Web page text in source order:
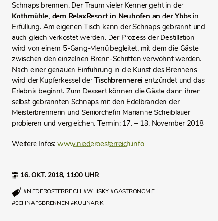
16. OKT. 2018, 11:00 UHR
#NIEDERÖSTERREICH #WHISKY #GASTRONOMIE
#SCHNAPSBRENNEN #KULINARIK
Schnaps brennen. Der Traum vieler Kenner geht in der
Kothmühle, dem RelaxResort in Neuhofen an der Ybbsin
Erfüllung. Am eigenen Tisch kann der Schnaps gebrannt und
auch gleich verkostet werden. Der Prozess der Destillation
wird von einem 5-Gang-Menü begleitet, mit dem die Gäste
zwischen den einzelnen Brenn-Schritten verwöhnt werden.
Nach einer genauen Einführung in die Kunst des Brennens
wird der Kupferkessel derTischbrennerei entzündet und das
Erlebnis beginnt. Zum Dessert können die Gäste dann ihren
selbst gebrannten Schnaps mit den Edelbränden der
Meisterbrennerin und Seniorchefin Marianne Scheiblauer
probieren und vergleichen. Termin: 17. – 18. November 2018
Weitere Infos:www.niederoesterreich.info